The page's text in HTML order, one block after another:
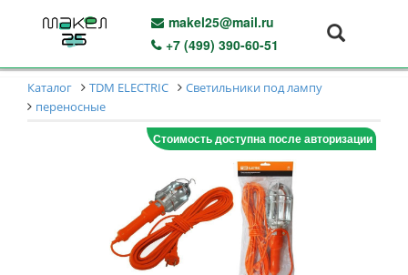
makel25@mail.ru
+7 (499) 390-60-51
Каталог TDM ELECTRIC
Светильники под лампу
переносные
Стоимость доступна после авторизации